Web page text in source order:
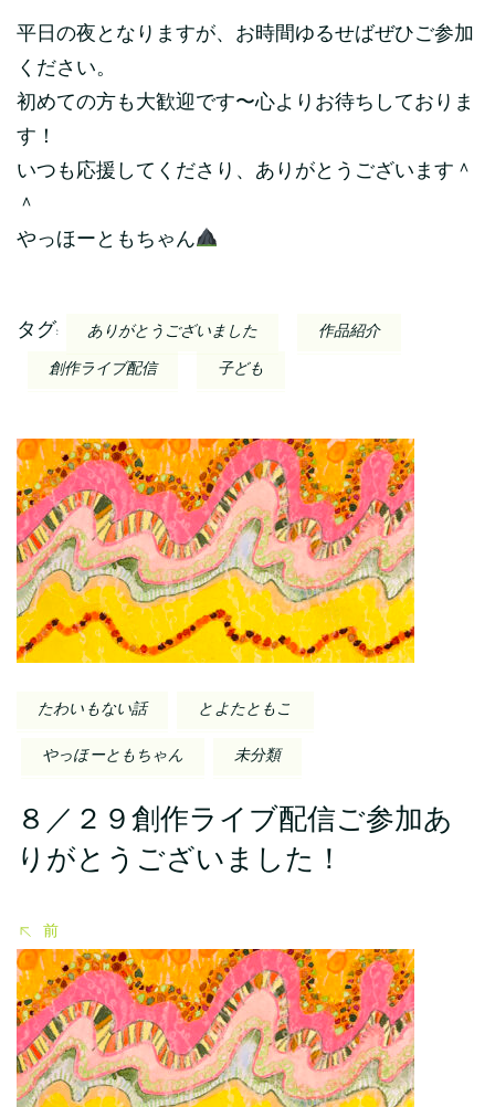
平日の夜となりますが、お時間ゆるせばぜひご参加
ください。
初めての方も大歓迎です〜心よりお待ちしておりま
す！
いつも応援してくださり、ありがとうございます＾
＾
やっほーともちゃん
タグ: ありがとうございました
作品紹介
創作ライブ配信
子ども
投
稿
ナ
ビ
ゲ
ー
シ
ョ
ン
たわいもない話
とよたともこ
やっほーともちゃん
未分類
８／２９創作ライブ配信ご参加あ
りがとうございました！
前